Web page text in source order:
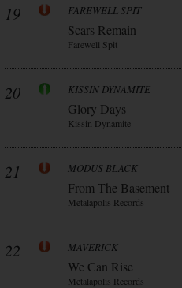
19 FAREWELL SPIT
Scars Remain
Farewell Spit
20 KISSIN DYNAMITE
Glory Days
Kissin Dynamite
21 MODUS BLACK
From The Basement
Metalapolis Records
22 MAVERICK
We Can Rise
Metalapolis Records